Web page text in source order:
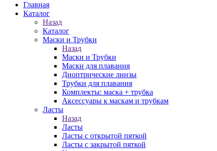
Главная
Каталог
Назад
Каталог
Маски и Трубки
Назад
Маски и Трубки
Маски для плавания
Диоптрические линзы
Трубки для плавания
Комплекты: маска + трубка
Аксессуары к маскам и трубкам
Ласты
Назад
Ласты
Ласты с открытой пяткой
Ласты с закрытой пяткой